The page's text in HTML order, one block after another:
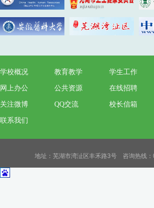
学校概况 教育教学 学生工作
网上办公 公共资源 在线招聘
关注微博 QQ交流 校长信箱
联系我们
地址：芜湖市湾沚区丰禾路3号 咨询热线